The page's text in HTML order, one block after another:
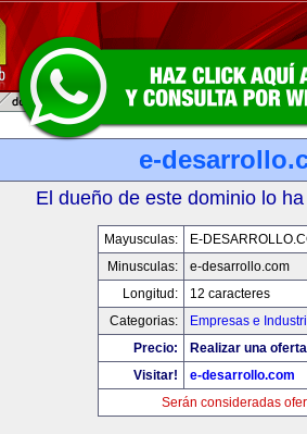
e-
El dueño de este dominio lo
Mayusculas:
E-
Minusculas:
e-desarrollo.com
Longitud:
12 caracteres
Categorias:
Empresas e
Precio:
Realizar una
Visitar!
e-desarrollo.com
Serán consideradas